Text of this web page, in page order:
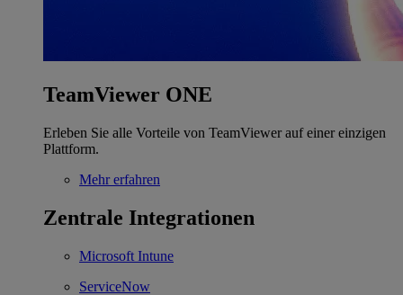
TeamViewer ONE
Erleben Sie alle Vorteile von TeamViewer auf einer einzigen
Plattform.
Mehr erfahren
Zentrale Integrationen
Microsoft Intune
ServiceNow